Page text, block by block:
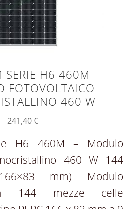
SERIE H6 460M –
FOTOVOLTAICO
460 W
241,40€
H6 460M – Modulo
460 W 144
mm) Modulo
144 mezze celle